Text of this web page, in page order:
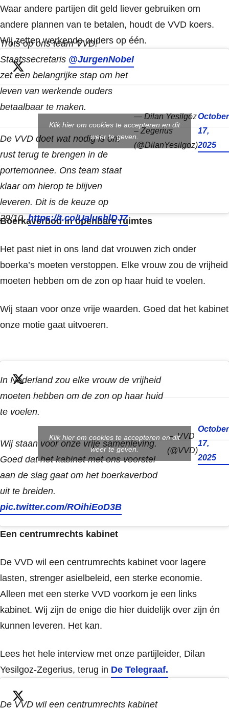
Waar andere partijen dit geld liever gebruiken om
andere plannen van te betalen, houdt de VVD koers.
Wij zetten werkende ouders op één.
Trots op ons team VVD!
Staatssecretaris @JurgenNobel
zet een belangrijke stap om het
leven van werkende ouders
betaalbaar te maken.
De VVD doet wat nodig is om
rust terug te brengen in de
portemonnee. Ons team staat
klaar om hierop te blijven
leveren. Dit is de keuze op
29/10.https://t.co/UalushlDJ7
— Dilan Yesilgöz
– Zegerius
(@DilanYesilgoz)
October
17,
2025
Klik hier om cookies te accepteren en dit
weer te geven.
Boerkaverbod in openbare ruimtes
Het past niet in ons land dat vrouwen zich onder
boerka’s moeten verstoppen. Elke vrouw zou de vrijheid
moeten hebben om de zon op haar huid te voelen.
Wij staan voor onze vrije waarden. Goed dat het kabinet
onze motie gaat uitvoeren.
In Nederland zou elke vrouw de vrijheid
moeten hebben om de zon op haar huid
te voelen.
Wij staan voor onze vrije samenleving.
Goed dat het kabinet met ons voorstel
aan de slag gaat om het boerkaverbod
uit te breiden.
pic.twitter.com/ROihiEoD3B
— VVD
(@VVD)
October
17,
2025
Klik hier om cookies te accepteren en dit
weer te geven.
Een centrumrechts kabinet
De VVD wil een centrumrechts kabinet voor lagere
lasten, strenger asielbeleid, een sterke economie.
Alleen met een sterke VVD voorkom je een links
kabinet. Wij zijn de enige die hier duidelijk over zijn én
kunnen leveren. Het kan.
Lees het hele interview met onze partijleider, Dilan
Yesilgoz-Zegerius, terug in De Telegraaf.
De VVD wil een centrumrechts kabinet